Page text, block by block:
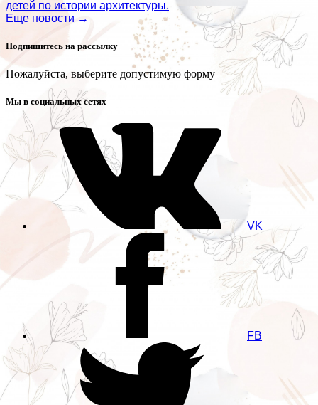
детей по истории архитектуры.
Еще новости →
Подпишитесь на рассылку
Пожалуйста, выберите допустимую форму
Мы в социальных сетях
VK
FB